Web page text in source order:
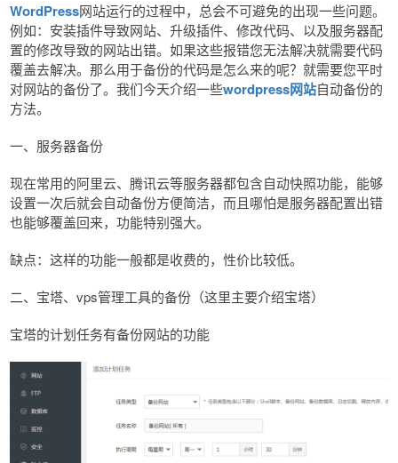
WordPress网站运行的过程中，总会不可避免的出现一些问题。
例如：安装插件导致网站、升级插件、修改代码、以及服务器配
置的修改导致的网站出错。如果这些报错您无法解决就需要代码
覆盖去解决。那么用于备份的代码是怎么来的呢？就需要您平时
对网站的备份了。我们今天介绍一些wordpress网站自动备份的
方法。
一、服务器备份
现在常用的阿里云、腾讯云等服务器都包含自动快照功能，能够
设置一次后就会自动备份方便简洁，而且哪怕是服务器配置出错
也能够覆盖回来，功能特别强大。
缺点：这样的功能一般都是收费的，性价比较低。
二、宝塔、vps管理工具的备份（这里主要介绍宝塔）
宝塔的计划任务有备份网站的功能